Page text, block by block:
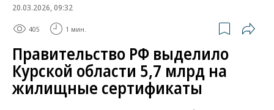
20.03.2026, 09:32
405 1 мин.
Правительство РФ выделило
Курской области 5,7 млрд на
жилищные сертификаты